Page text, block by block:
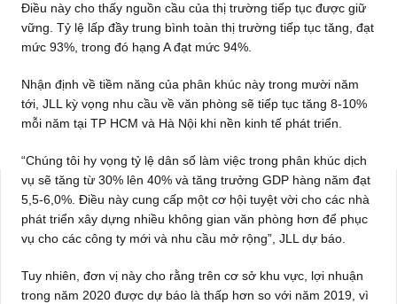
Điều này cho thấy nguồn cầu của thị trường tiếp tục được giữ
vững. Tỷ lệ lấp đầy trung bình toàn thị trường tiếp tục tăng, đạt
mức 93%, trong đó hạng A đạt mức 94%.
Nhận định về tiềm năng của phân khúc này trong mười năm
tới, JLL kỳ vọng nhu cầu về văn phòng sẽ tiếp tục tăng 8-10%
mỗi năm tại TP HCM và Hà Nội khi nền kinh tế phát triển.
“Chúng tôi hy vọng tỷ lệ dân số làm việc trong phân khúc dịch
vụ sẽ tăng từ 30% lên 40% và tăng trưởng GDP hàng năm đạt
5,5-6,0%. Điều này cung cấp một cơ hội tuyệt vời cho các nhà
phát triển xây dựng nhiều không gian văn phòng hơn để phục
vụ cho các công ty mới và nhu cầu mở rộng”, JLL dự báo.
Tuy nhiên, đơn vị này cho rằng trên cơ sở khu vực, lợi nhuận
trong năm 2020 được dự báo là thấp hơn so với năm 2019, vì